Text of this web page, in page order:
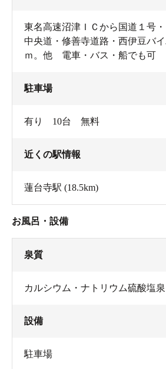
東名高速沼津ＩＣから国道１号
中央道・修善寺道路・西伊豆バ
ｍ。他 電車・バス・船でも可
駐車場
有り 10台 無料
近くの駅情報
蓮台寺駅 (18.5km)
お風呂・設備
泉質
カルシウム・ナトリウム硫酸塩泉
設備
駐車場